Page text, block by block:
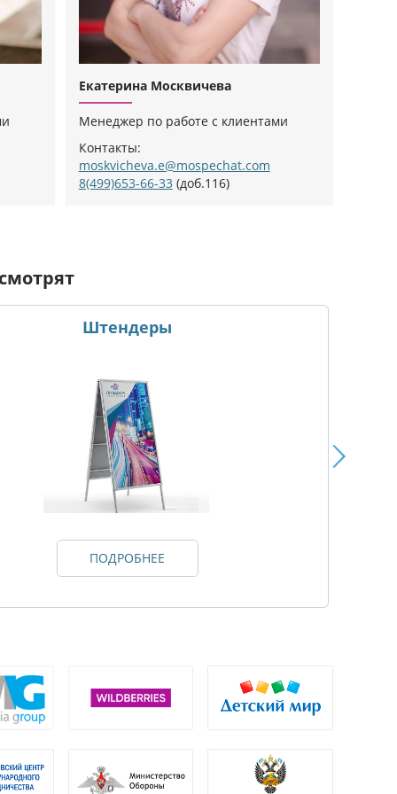
Екатерина Москвичева
Менеджер по работе с клиентами
Контакты:
moskvicheva.e@mospechat.com
8(499)653-66-33(доб.116)
Штендеры
ПОДРОБНЕЕ